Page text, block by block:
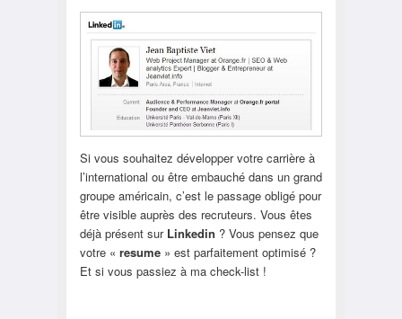
Si vous souhaitez développer votre carrière à
l’international ou être embauché dans un grand
groupe américain, c’est le passage obligé pour
être visible auprès des recruteurs. Vous êtes
déjà présent sur Linkedin ? Vous pensez que
votre « resume» est parfaitement optimisé ?
Et si vous passiez à ma check-list !